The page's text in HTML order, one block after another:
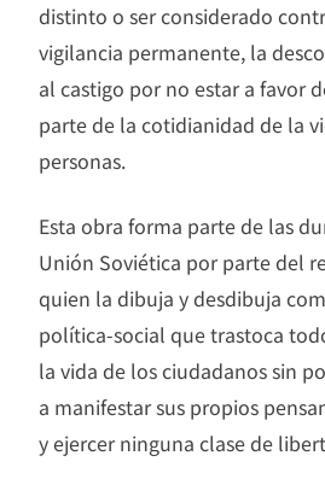
distinto o ser considerado
vigilancia permanente, la
al castigo por no estar a favor
parte de la cotidianidad de la
personas.
Esta obra forma parte de las
Unión Soviética por parte del
quien la dibuja y desdibuja
política-social que trastoca
la vida de los ciudadanos sin
a manifestar sus propios
y ejercer ninguna clase de